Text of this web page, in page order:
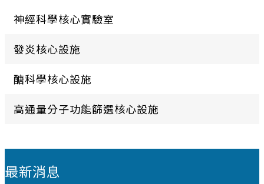
神經科學核心實驗室
發炎核心設施
醣科學核心設施
高通量分子功能篩選核心設施
最新消息